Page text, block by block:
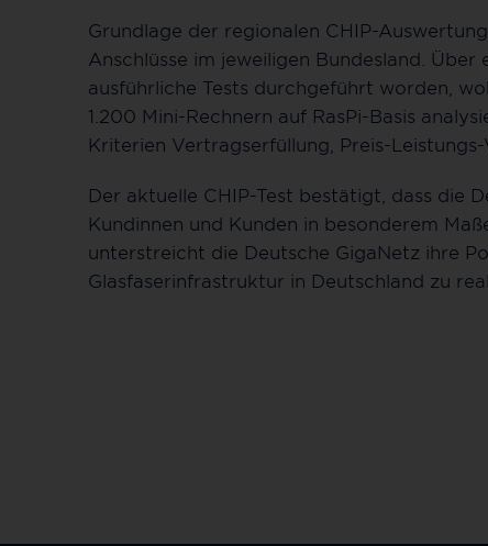
Grundlage der regionalen CHIP-
Anschlüsse im jeweiligen Bundesland.
ausführliche Tests durchgeführt worden,
1.200 Mini-Rechnern auf RasPi-Basis
Kriterien Vertragserfüllung, Preis-
Der aktuelle CHIP-Test bestätigt, dass die
Kundinnen und Kunden in besonderem
unterstreicht die Deutsche GigaNetz ihre
Glasfaserinfrastruktur in Deutschland zu